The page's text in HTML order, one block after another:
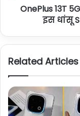
OnePlus 13T
इस धांसू
Related Articles